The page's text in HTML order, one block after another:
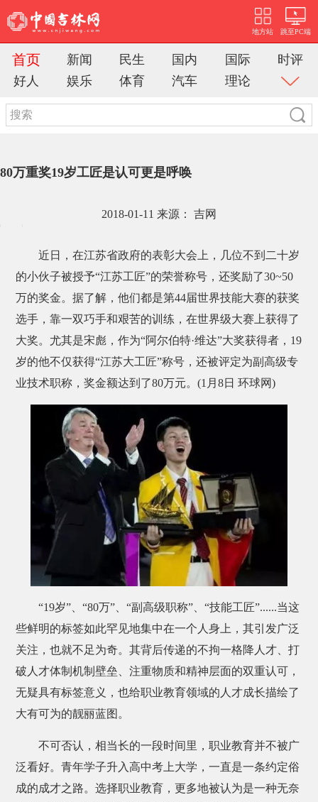
地方站 跳至PC端
首页 新闻 民生 国内 国际
时评
好人
娱乐 体育 汽车 理论
80万重奖19岁工匠是认可更是呼唤
2018-01-11 来源： 吉网
近日，在江苏省政府的表彰大会上，几位不到二十岁
的小伙子被授予“江苏工匠”的荣誉称号，还奖励了30~50
万的奖金。据了解，他们都是第44届世界技能大赛的获奖
选手，靠一双巧手和艰苦的训练，在世界级大赛上获得了
大奖。尤其是宋彪，作为“阿尔伯特·维达”大奖获得者，19
岁的他不仅获得“江苏大工匠”称号，还被评定为副高级专
业技术职称，奖金额达到了80万元。(1月8日 环球网)
“19岁”、“80万”、“副高级职称”、“技能工匠”......当这
些鲜明的标签如此罕见地集中在一个人身上，其引发广泛
关注，也就不足为奇。其背后传递的不拘一格降人才、打
破人才体制机制壁垒、注重物质和精神层面的双重认可，
无疑具有标签意义，也给职业教育领域的人才成长描绘了
大有可为的靓丽蓝图。
不可否认，相当长的一段时间里，职业教育并不被广
泛看好。青年学子升入高中考上大学，一直是一条约定俗
成的成才之路。选择职业教育，更多地被认为是一种无奈